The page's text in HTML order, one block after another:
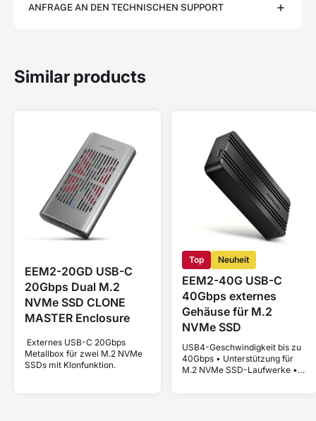
ANFRAGE AN DEN TECHNISCHEN SUPPORT
Similar products
EEM2-20GD USB-C
20Gbps Dual M.2
NVMe SSD CLONE
MASTER Enclosure
Externes USB-C 20Gbps
Metallbox für zwei M.2 NVMe
Top Neuheit
EEM2-40G USB-C
40Gbps externes
Gehäuse für M.2
NVMe SSD
USB4-Geschwindigkeit bis zu
40Gbps • Unterstützung für
M.2 NVMe SSD-Laufwerke •